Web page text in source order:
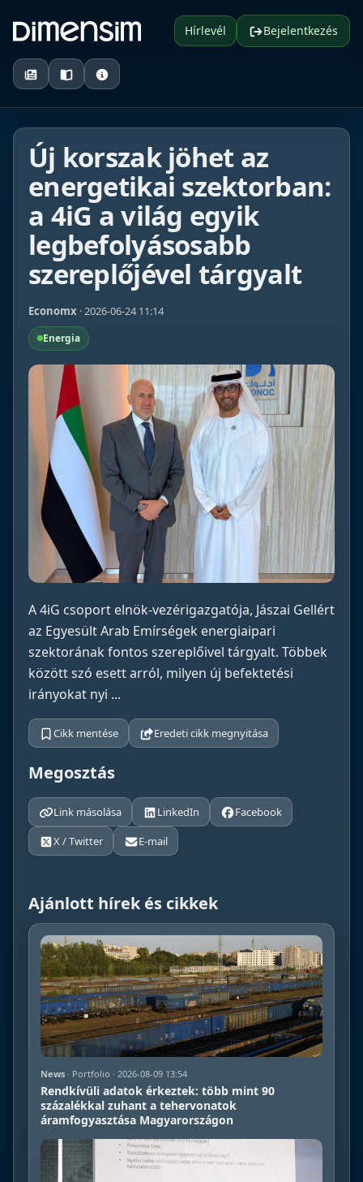
Hírlevél Bejelentkezés
Új korszak jöhet az
energetikai szektorban:
a 4iG a világ egyik
legbefolyásosabb
szereplőjével tárgyalt
Economx · 2026-06-24 11:14
Energia
A 4iG csoport elnök-vezérigazgatója, Jászai Gellért
az Egyesült Arab Emírségek energiaipari
szektorának fontos szereplőivel tárgyalt. Többek
között szó esett arról, milyen új befektetési
irányokat nyi ...
Cikk mentése Eredeti cikk megnyitása
Megosztás
Link másolása LinkedIn
Facebook
X / Twitter
E-mail
Ajánlott hírek és cikkek
News · Portfolio · 2026-08-09 13:54
Rendkívüli adatok érkeztek: több mint 90
százalékkal zuhant a tehervonatok
áramfogyasztása Magyarországon